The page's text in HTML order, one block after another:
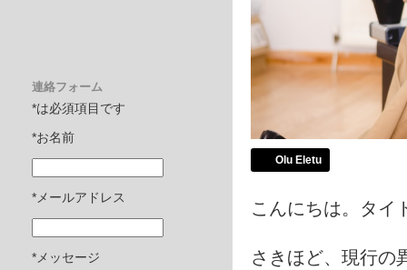
Olu Eletu
こんにちは。タイ
さきほど、現行の
連絡フォーム
*は必須項目です
*お名前
*メールアドレス
*メッセージ